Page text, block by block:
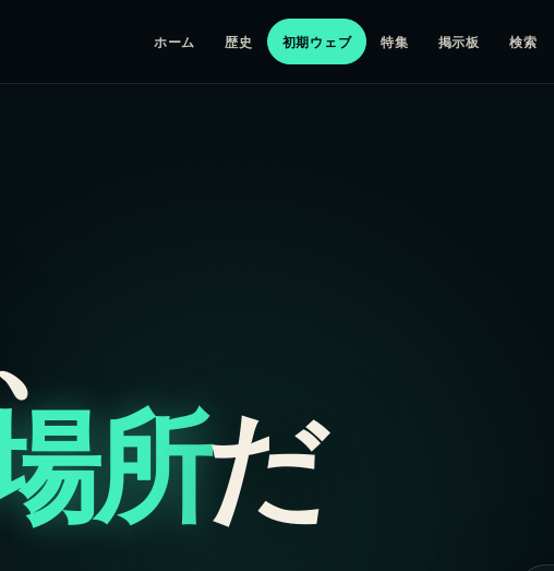
ホーム 歴史 初期ウェブ 特集 掲示板 検索
所だ